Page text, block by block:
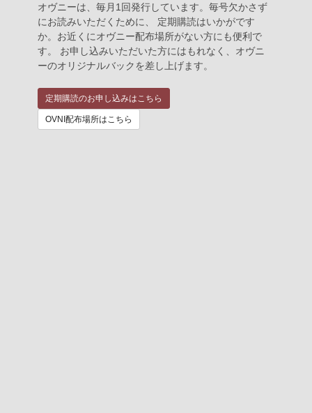
オヴニーは、毎月1回発行しています。毎号欠かさず
にお読みいただくために、 定期購読はいかがです
か。お近くにオヴニー配布場所がない方にも便利で
す。 お申し込みいただいた方にはもれなく、オヴニ
ーのオリジナルバックを差し上げます。
定期購読のお申し込みはこちら
OVNI配布場所はこちら